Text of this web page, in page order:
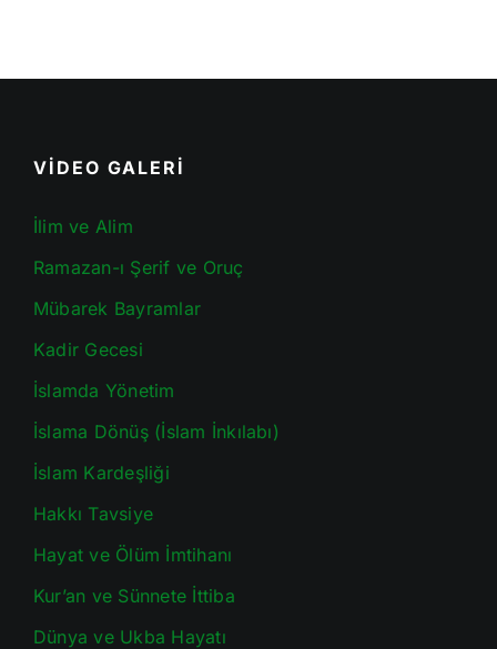
VİDEO GALERİ
İlim ve Alim
Ramazan-ı Şerif ve Oruç
Mübarek Bayramlar
Kadir Gecesi
İslamda Yönetim
İslama Dönüş (İslam İnkılabı)
İslam Kardeşliği
Hakkı Tavsiye
Hayat ve Ölüm İmtihanı
Kur’an ve Sünnete İttiba
Dünya ve Ukba Hayatı